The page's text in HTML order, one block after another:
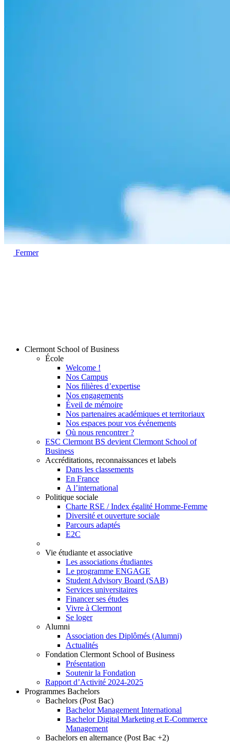
Fermer
Clermont School of Business
École
Welcome !
Nos Campus
Nos filières d’expertise
Nos engagements
Éveil de mémoire
Nos partenaires académiques et territoriaux
Nos espaces pour vos événements
Où nous rencontrer ?
ESC Clermont BS devient Clermont School of
Business
Accréditations, reconnaissances et labels
Dans les classements
En France
A l’international
Politique sociale
Charte RSE / Index égalité Homme-Femme
Diversité et ouverture sociale
Parcours adaptés
E2C
Vie étudiante et associative
Les associations étudiantes
Le programme ENGAGE
Student Advisory Board (SAB)
Services universitaires
Financer ses études
Vivre à Clermont
Se loger
Alumni
Association des Diplômés (Alumni)
Actualités
Fondation Clermont School of Business
Présentation
Soutenir la Fondation
Rapport d’Activité 2024-2025
Programmes Bachelors
Bachelors (Post Bac)
Bachelor Management International
Bachelor Digital Marketing et E-Commerce
Management
Bachelors en alternance (Post Bac +2)